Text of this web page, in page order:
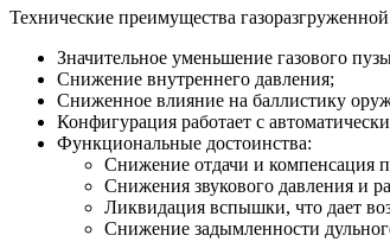
Технические преимущества
Значительное уменьшение газового
Снижение внутреннего давления;
Сниженное влияние на баллистику
Конфигурация работает с
Функциональные достоинства:
Снижение отдачи и компенсация
Снижения звукового давления и
Ликвидация вспышки, что дает
Снижение задымленности